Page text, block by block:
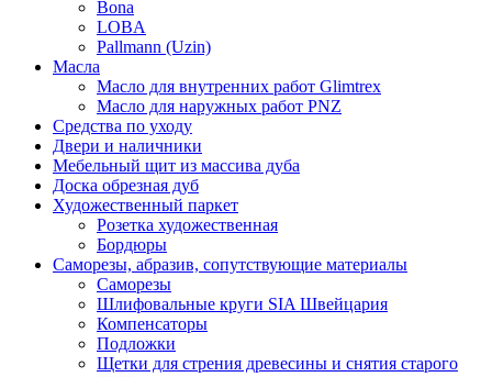
Bona
LOBA
Pallmann (Uzin)
Масла
Масло для внутренних работ Glimtrex
Масло для наружных работ PNZ
Средства по уходу
Двери и наличники
Мебельный щит из массива дуба
Доска обрезная дуб
Художественный паркет
Розетка художественная
Бордюры
Саморезы, абразив, сопутствующие материалы
Саморезы
Шлифовальные круги SIA Швейцария
Компенсаторы
Подложки
Щетки для стрения древесины и снятия старого